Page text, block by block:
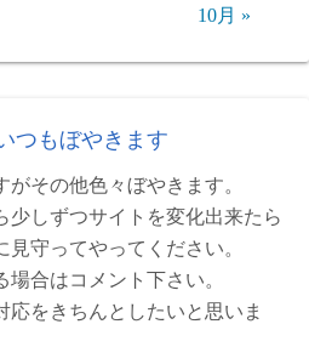
10月 »
つもぼやきます
その他色々ぼやきます。
少しずつサイトを変化出来たら
守ってやってください。
合はコメント下さい。
応をきちんとしたいと思いま